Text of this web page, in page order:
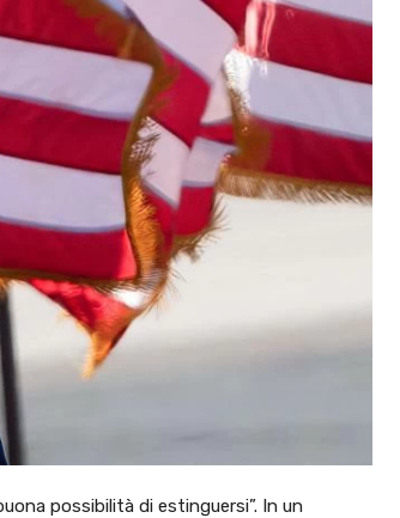
possibilità di estinguersi”. In un